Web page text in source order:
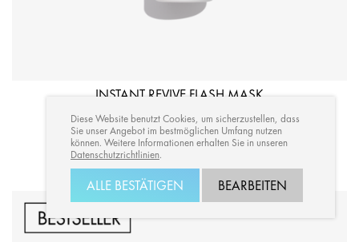
INSTANT REVIVE FLASH MASK
250ml 1000ml
CHF 31.90
Diese Website benutzt Cookies, um sicherzustellen, dass
Sie unser Angebot im bestmöglichen Umfang nutzen
können. Weitere Informationen erhalten Sie in unseren
Datenschutzrichtlinien.
ALLE BESTÄTIGEN BEARBEITEN